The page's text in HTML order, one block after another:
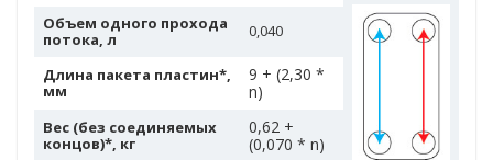
Объем одного прохода
потока, л
0,040
Длина пакета пластин*,
мм
9 + (2,30 *
n)
Вес (без соединяемых
концов)*, кг
0,62 +
(0,070 * n)